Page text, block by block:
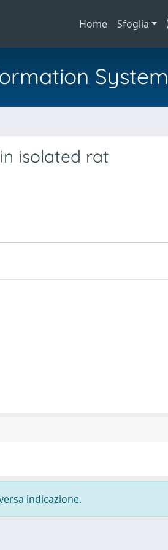
Home Sfoglia
System
isolated rat
indicazione.